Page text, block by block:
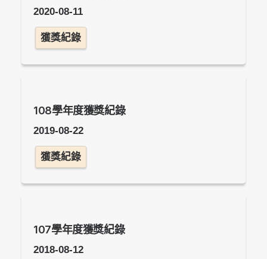
2020-08-11
獲獎紀錄
108學年度獲獎紀錄
2019-08-22
獲獎紀錄
107學年度獲獎紀錄
2018-08-12